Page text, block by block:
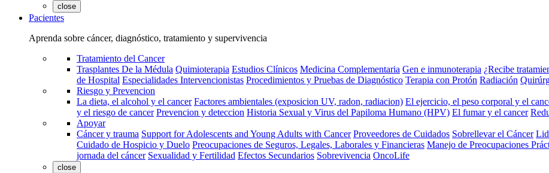
close
Pacientes
Aprenda sobre cáncer, diagnóstico, tratamiento y supervivencia
Tratamiento del Cancer
Trasplantes De la Médula Quimioterapia Estudios Clínicos Medicina Complementaria Gen e inmunoterapia ¿Recibe
de Hospital Especialidades Intervencionistas Procedimientos y Pruebas de Diagnóstico Terapia con Protón Radiación
Riesgo y Prevencion
La dieta, el alcohol y el cancer Factores ambientales (exposicion UV, radon, radiacion) El ejercicio, el peso corporal y el
y el riesgo de cancer Prevencion y deteccion Historia Sexual y Virus del Papiloma Humano (HPV) El fumar y el cancer
Apoyar
Cáncer y trauma Support for Adolescents and Young Adults with Cancer Proveedores de Cuidados Sobrellevar el Cáncer
Cuidado de Hospicio y Duelo Preocupaciones de Seguros, Legales, Laborales y Financieras Manejo de Preocupaciones
jornada del cáncer Sexualidad y Fertilidad Efectos Secundarios Sobrevivencia OncoLife
close